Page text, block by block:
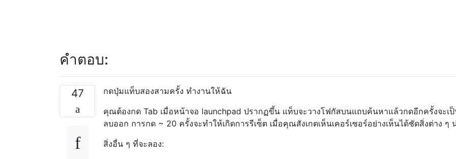
คำตอบ:
47
กดปุ่มแท็บสองสามครั้ง ทำงานให้ฉัน
คุณต้องกด Tab เมื่อหน้าจอ launchpad ปรากฏขึ้น แท็บจะวางโฟกัสบนแถบค้นหาแล้วกดอีกครั้งจะเ
ลบออก การกด ~ 20 ครั้งจะทำให้เกิดการรีเซ็ต เมื่อคุณสังเกตเห็นเคอร์เซอร์อย่างเห็นได้ชัดสิ่งต่าง ๆ
สิ่งอื่น ๆ ที่จะลอง: